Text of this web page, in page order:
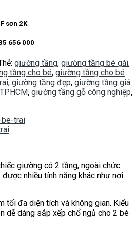
sơn 2K
656 000
giường tầng, giường tầng bé gái,
tầng cho bé, giường tầng cho bé
, giường tầng đẹp, giường tầng giá
, giường tầng gỗ công nghiệp,
giường có 2 tầng, ngoài chức
nhiều tính năng khác như nơi
tối đa diện tích và không gian. Kiểu
dễ dàng sắp xếp chổ ngủ cho 2 bé